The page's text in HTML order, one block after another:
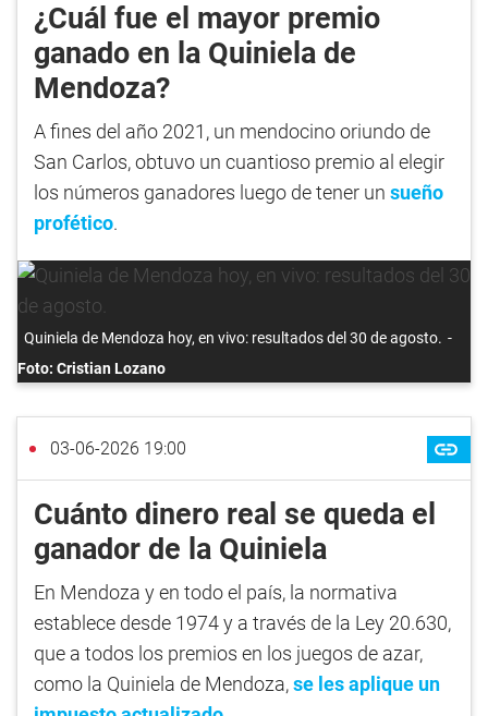
¿Cuál fue el mayor premio
ganado en la Quiniela de
Mendoza?
A fines del año 2021, un mendocino oriundo de
San Carlos, obtuvo un cuantioso premio al elegir
los números ganadores luego de tener un sueño
profético.
Quiniela de Mendoza hoy, en vivo: resultados del 30 de agosto.
Foto: Cristian Lozano
03-06-2026 19:00
Cuánto dinero real se queda el
ganador de la Quiniela
En Mendoza y en todo el país, la normativa
establece desde 1974 y a través de la Ley 20.630,
que a todos los premios en los juegos de azar,
como la Quiniela de Mendoza,se les aplique un